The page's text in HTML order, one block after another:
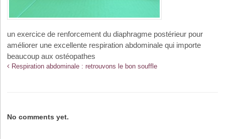
un exercice de renforcement du diaphragme postérieur pour
améliorer une excellente respiration abdominale qui importe
beaucoup aux ostéopathes
Respiration abdominale : retrouvons le bon souffle
No comments yet.